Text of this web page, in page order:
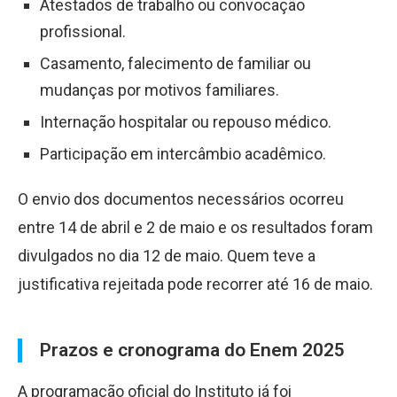
Atestados de trabalho ou convocação
profissional.
Casamento, falecimento de familiar ou
mudanças por motivos familiares.
Internação hospitalar ou repouso médico.
Participação em intercâmbio acadêmico.
O envio dos documentos necessários ocorreu
entre 14 de abril e 2 de maio e os resultados foram
divulgados no dia 12 de maio. Quem teve a
justificativa rejeitada pode recorrer até 16 de maio.
Prazos e cronograma do Enem 2025
A programação oficial do Instituto já foi